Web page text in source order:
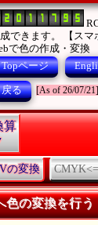
できます。 【スマ
で色の作成・変換
Topページ
戻る [As of 26/07/21]
算
の変換
色の変換を行う